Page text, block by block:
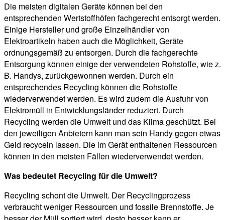
Die meisten digitalen Geräte können bei den
entsprechenden Wertstoffhöfen fachgerecht entsorgt werden.
Einige Hersteller und große Einzelhändler von
Elektroartikeln haben auch die Möglichkeit, Geräte
ordnungsgemäß zu entsorgen. Durch die fachgerechte
Entsorgung können einige der verwendeten Rohstoffe, wie z.
B. Handys, zurückgewonnen werden. Durch ein
entsprechendes Recycling können die Rohstoffe
wiederverwendet werden. Es wird zudem die Ausfuhr von
Elektromüll in Entwicklungsländer reduziert. Durch
Recycling werden die Umwelt und das Klima geschützt. Bei
den jeweiligen Anbietern kann man sein Handy gegen etwas
Geld recyceln lassen. Die im Gerät enthaltenen Ressourcen
können in den meisten Fällen wiederverwendet werden.
Was bedeutet Recycling für die Umwelt?
Recycling schont die Umwelt. Der Recyclingprozess
verbraucht weniger Ressourcen und fossile Brennstoffe. Je